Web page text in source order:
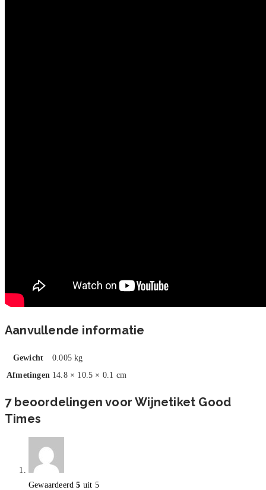
Aanvullende informatie
Gewicht
0.005 kg
Afmetingen 14.8 × 10.5 × 0.1 cm
7 beoordelingen voorWijnetiket Good
Times
Gewaardeerd5 uit 5